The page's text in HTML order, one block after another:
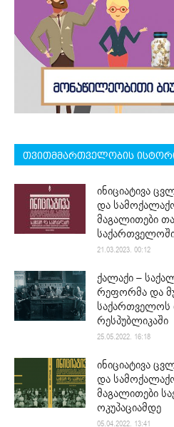
თვითმმართველობის
ინიციატივა
და
მაგალითები
21.03.2023. 00:12
ქალაქი –
რეფორმა და
რესპუბლიკაში
25.05.2022. 16:18
ინიციატივა
და
მაგალითები
ოკუპაციამდე
05.04.2022. 13:41